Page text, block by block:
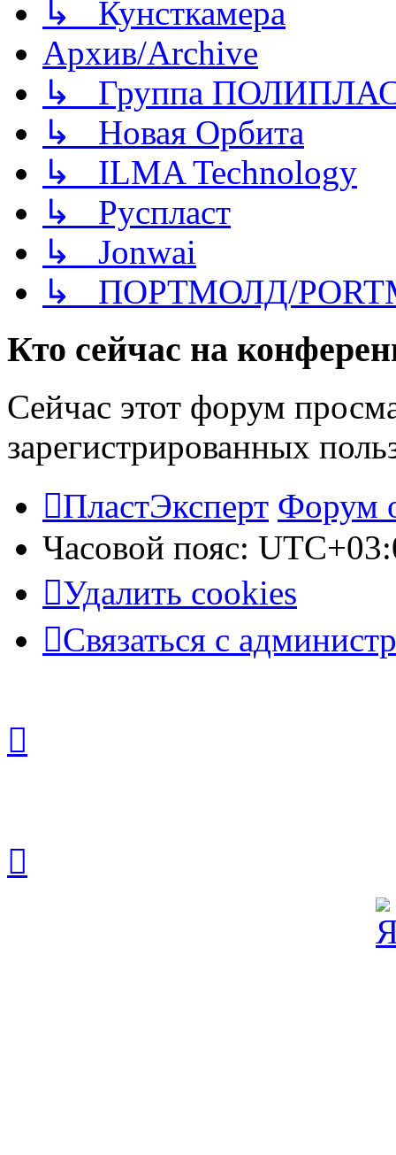
↳ Кунсткамера
Архив/Archive
↳ Группа
↳ Новая Орбита
↳ ILMA Technology
↳ Руспласт
↳ Jonwai
↳ ПОРТМОЛД/
Кто сейчас на
Сейчас этот форум
зарегистрированных
ПластЭксперт Форум
Часовой пояс:
Удалить cookies
Связаться с